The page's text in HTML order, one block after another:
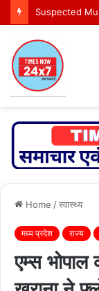
Home /स्वास्थ्य
मध्य प्रदेश राज्य
एम्स